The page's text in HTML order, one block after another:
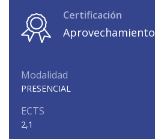
Certificación
Aprovechamiento
Modalidad
PRESENCIAL
ECTS
2,1